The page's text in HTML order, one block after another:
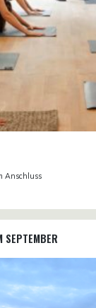
Anschluss
SEPTEMBER